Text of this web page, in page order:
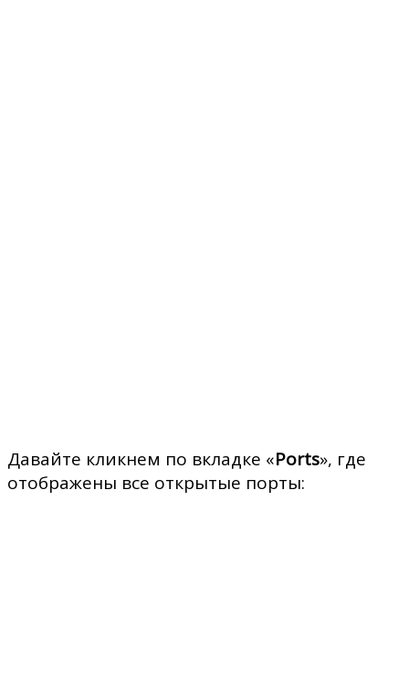
Давайте кликнем по вкладке «Ports», где
отображены все открытые порты: